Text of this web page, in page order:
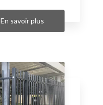
En savoir plus